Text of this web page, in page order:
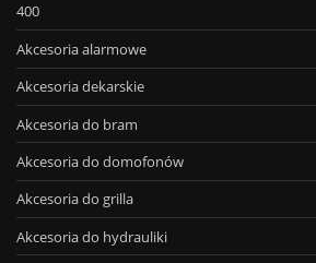
400
Akcesoria alarmowe
Akcesoria dekarskie
Akcesoria do bram
Akcesoria do domofonów
Akcesoria do grilla
Akcesoria do hydrauliki